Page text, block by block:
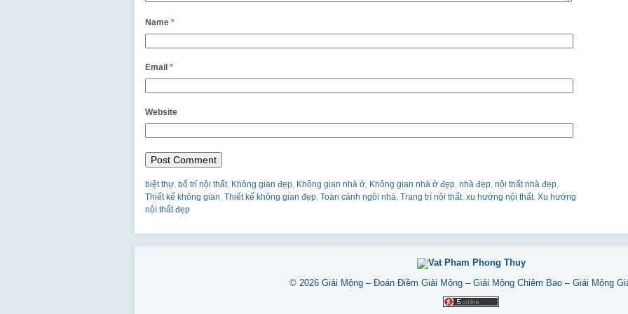
Name *
Email *
Website
biệt thự, bố trí nội thất, Không gian đẹp, Không gian nhà ở, Không gian nhà ở đẹp, nhà đẹp, nội thất nhà đẹp,
Thiết kế không gian, Thiết kế không gian đẹp, Toàn cảnh ngôi nhà, Trang trí nội thất, xu hướng nội thất, Xu hướng
nội thất đẹp
© 2026 Giải Mộng – Đoán Điềm Giải Mộng – Giải Mộng Chiêm Bao – Giải Mộng